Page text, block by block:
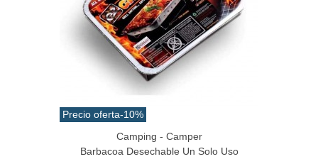
Precio oferta-10%
Camping - Camper
Barbacoa Desechable Un Solo Uso